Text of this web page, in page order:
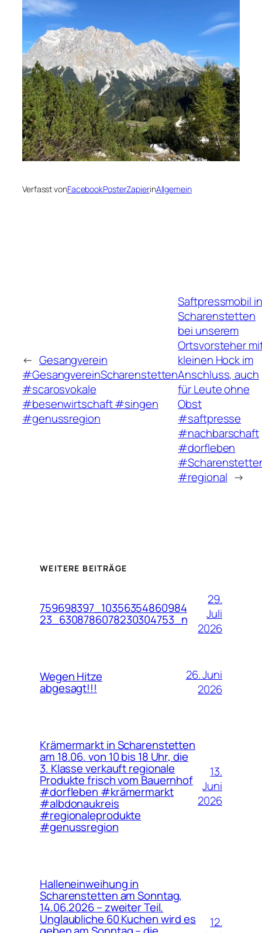
Verfasst vonFacebookPosterZapierinAllgemein
← Gesangverein
#GesangvereinScharenstetten
#scarosvokale
#besenwirtschaft #singen
#genussregion
Saftpressmobil in
Scharenstetten
bei unserem
Ortsvorsteher
kleinen Hock im
Anschluss, auch
für Leute ohne
Obst
#saftpresse
#nachbarschaft
#dorfleben
#regional →
WEITERE BEITRÄGE
759698397_10356354860984
23_6308786078230304753_n
29.
Juli
2026
Wegen Hitze
abgesagt!!!
26. Juni
2026
Krämermarkt in Scharenstetten
am 18.06. von 10 bis 18 Uhr, die
3. Klasse verkauft regionale
Produkte frisch vom Bauernhof
#dorfleben #krämermarkt
#albdonaukreis
#regionaleprodukte
#genussregion
13.
Juni
2026
Halleneinweihung in
Scharenstetten am Sonntag,
14.06.2026 – zweiter Teil.
Unglaubliche 60 Kuchen wird es
12.